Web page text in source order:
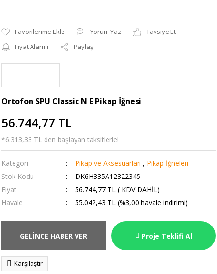
Yorum Yaz
Tavsiye Et
Fiyat Alarmı
Paylaş
Ortofon SPU Classic N E Pikap İğnesi
56.744,77 TL
*6.313,33 TL den başlayan taksitlerle!
Kategori Pikap ve Aksesuarları , Pikap İğneleri
Stok Kodu
DK6H335A12322345
Fiyat
56.744,77 TL ( KDV DAHİL)
Havale
55.042,43 TL (%3,00 havale indirimi)
GELİNCE HABER VER Proje Teklifi Al
Karşılaştır